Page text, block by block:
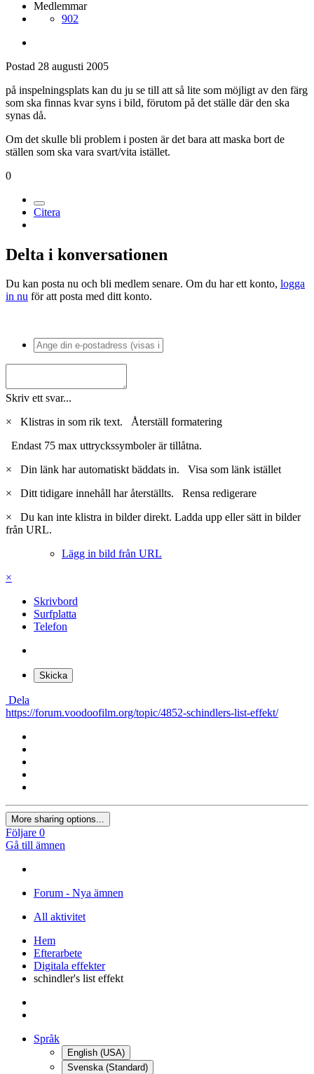
Medlemmar
902
Postad 28 augusti 2005
på inspelningsplats kan du ju se till att så lite som möjligt av den färg
som ska finnas kvar syns i bild, förutom på det ställe där den ska
synas då.
Om det skulle bli problem i posten är det bara att maska bort de
ställen som ska vara svart/vita istället.
0
Citera
Delta i konversationen
Du kan posta nu och bli medlem senare. Om du har ett konto, logga
in nu för att posta med ditt konto.
Skriv ett svar...
×
Klistras in som rik text. Återställ formatering
Endast 75 max uttryckssymboler är tillåtna.
×
Din länk har automatiskt bäddats in. Visa som länk istället
×
Ditt tidigare innehåll har återställts. Rensa redigerare
×
Du kan inte klistra in bilder direkt. Ladda upp eller sätt in bilder
från URL.
Lägg in bild från URL
×
Skrivbord
Surfplatta
Telefon
Skicka
Dela
https://forum.voodoofilm.org/topic/4852-schindlers-list-effekt/
More sharing options...
Följare 0
Gå till ämnen
Forum - Nya ämnen
All aktivitet
Hem
Efterarbete
Digitala effekter
schindler's list effekt
Språk
English (USA)
Svenska (Standard)